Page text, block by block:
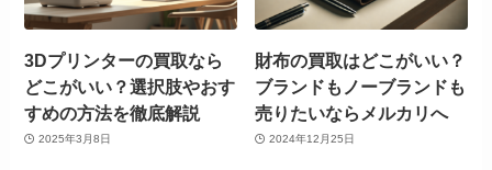
3Dプリンターの買取なら
どこがいい？選択肢やおす
すめの方法を徹底解説
2025年3月8日
財布の買取はどこがいい？
ブランドもノーブランドも
売りたいならメルカリへ
2024年12月25日